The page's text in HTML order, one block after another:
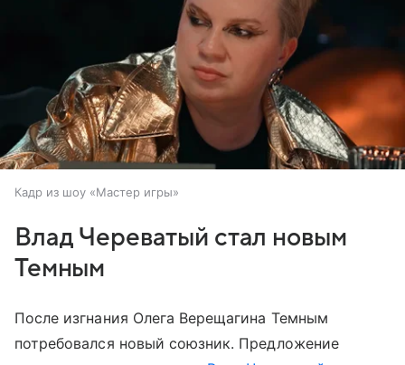
Кадр из шоу «Мастер игры»
Влад Череватый стал новым
Темным
После изгнания Олега Верещагина Темным
потребовался новый союзник. Предложение